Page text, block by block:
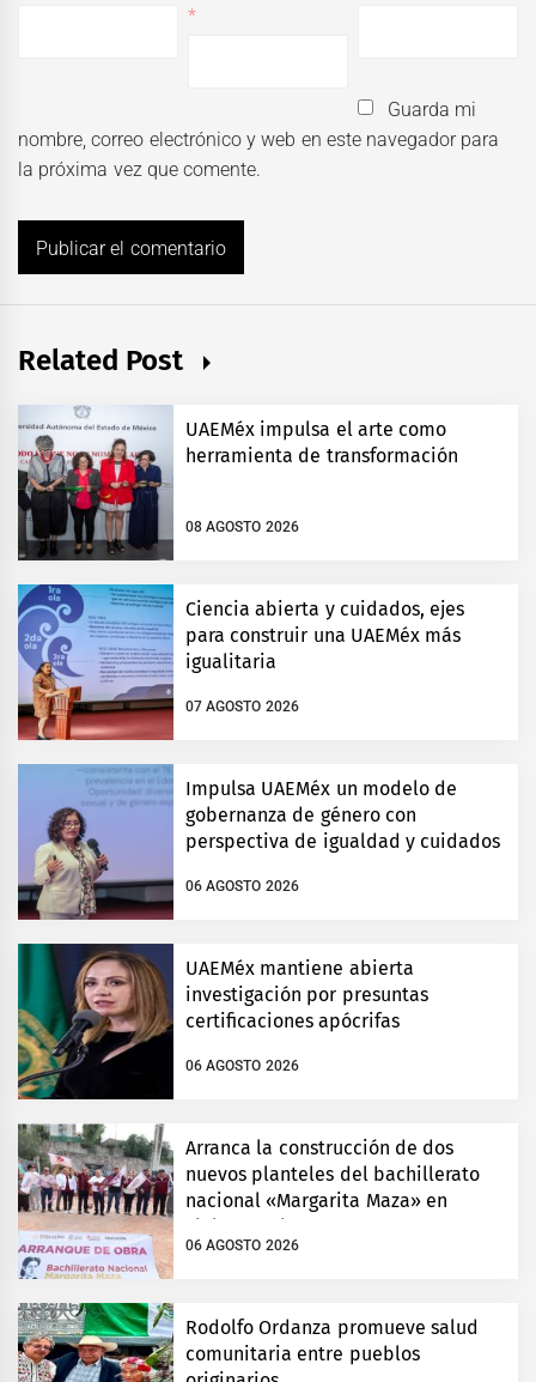
*
Guarda mi
nombre, correo electrónico y web en este navegador para
la próxima vez que comente.
Related Post
UAEMéx impulsa el arte como
herramienta de transformación
08 AGOSTO 2026
Ciencia abierta y cuidados, ejes
para construir una UAEMéx más
igualitaria
07 AGOSTO 2026
Impulsa UAEMéx un modelo de
gobernanza de género con
perspectiva de igualdad y cuidados
06 AGOSTO 2026
UAEMéx mantiene abierta
investigación por presuntas
certificaciones apócrifas
06 AGOSTO 2026
Arranca la construcción de dos
nuevos planteles del bachillerato
nacional «Margarita Maza» en
Tlalnepantla
06 AGOSTO 2026
Rodolfo Ordanza promueve salud
comunitaria entre pueblos